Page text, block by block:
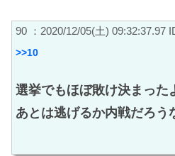
90 ：2020/12/05(土) 09:32:37.97
>>10
選挙でもほぼ敗け決まった
あとは逃げるか内戦だろう